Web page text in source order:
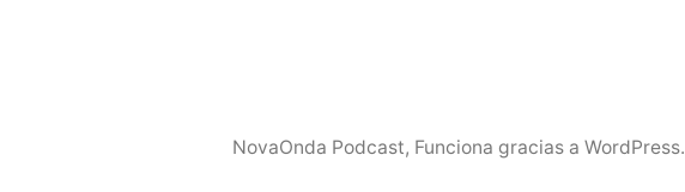
NovaOnda Podcast, Funciona gracias a WordPress.